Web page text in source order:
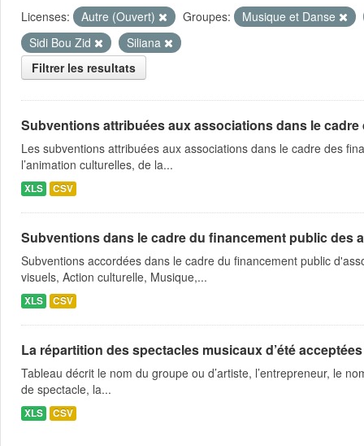
Licenses: Autre (Ouvert) Groupes:
Musique et Danse
Sidi Bou Zid
Siliana
Filtrer les resultats
Subventions attribuées aux associations dans le
Les subventions attribuées aux associations dans le cadre des
l’animation culturelles, de la...
XLS CSV
Subventions dans le cadre du financement public des
Subventions accordées dans le cadre du financement public
visuels, Action culturelle, Musique,...
XLS CSV
La répartition des spectacles musicaux d’été
Tableau décrit le nom du groupe ou d’artiste, l’entrepreneur, le
de spectacle, la...
XLS CSV